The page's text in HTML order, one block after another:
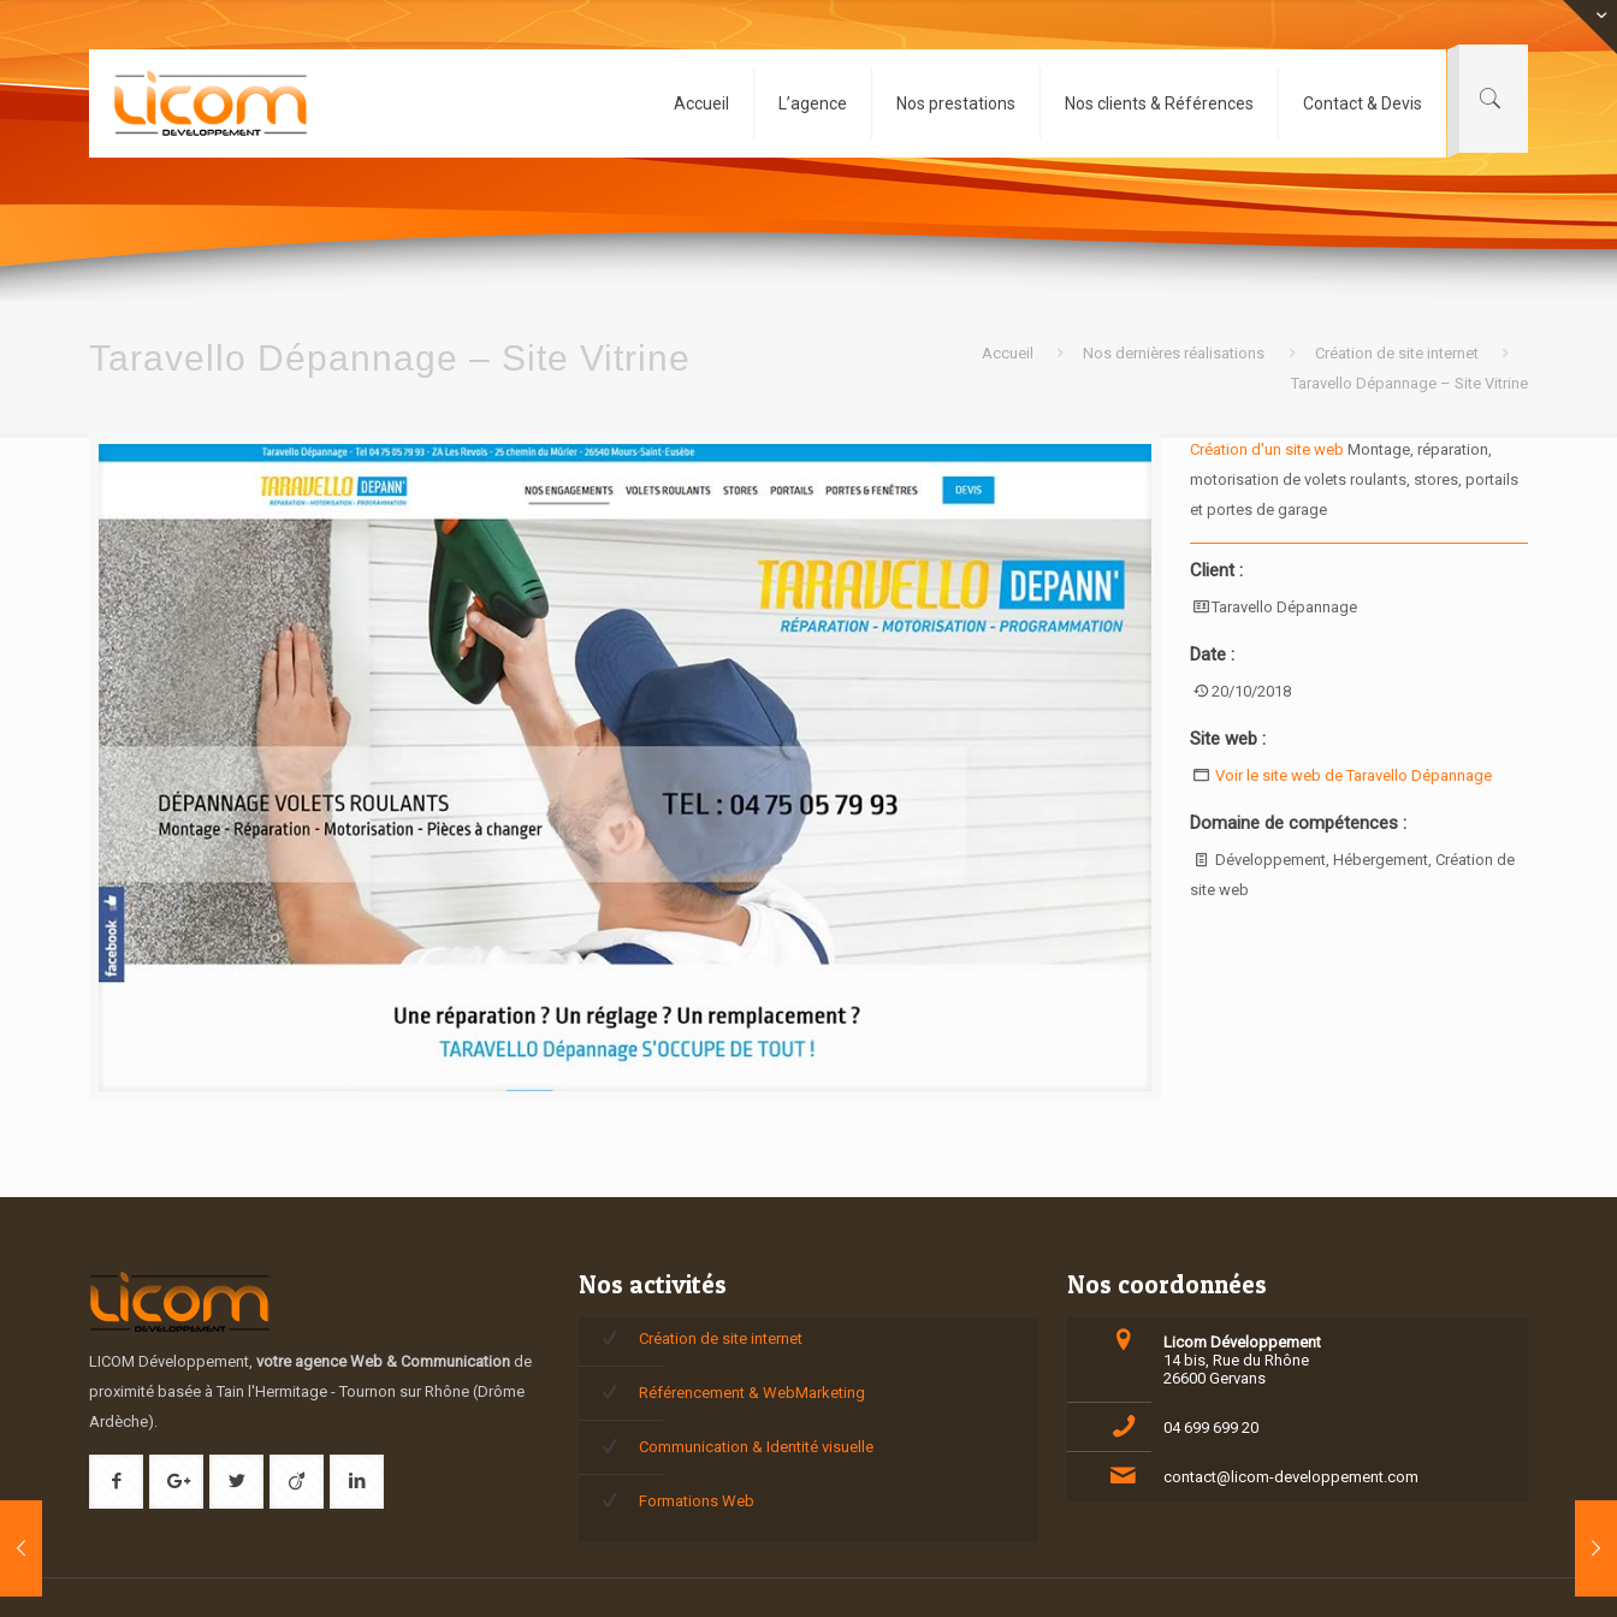
Accueil L’agence Nos prestations Nos clients & Références Contact & Devis
Taravello Dépannage – Site Vitrine Accueil Nos dernières réalisations
Création de site internet
Taravello Dépannage – Site Vitrine
Création d'un site webMontage, réparation,
motorisation de volets roulants, stores, portails
et portes de garage
Client :
Taravello Dépannage
Date :
20/10/2018
Site web :
Voir le site web de Taravello Dépannage
Domaine de compétences :
Développement, Hébergement, Création de
site web
LICOM Développement,votre agence Web & Communication de
proximité basée à Tain l'Hermitage - Tournon sur Rhône (Drôme
Ardèche).
Nos activités
Création de site internet
Référencement & WebMarketing
Communication & Identité visuelle
Formations Web
Nos coordonnées
Licom Développement
14 bis, Rue du Rhône
26600 Gervans
04 699 699 20
contact@licom-developpement.com